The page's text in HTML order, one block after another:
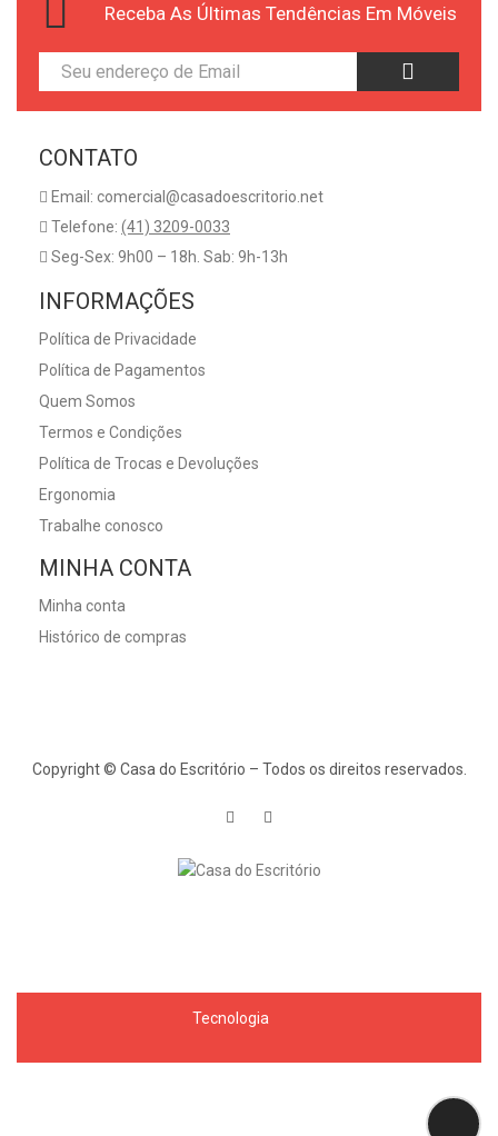
Receba As Últimas Tendências Em Móveis
CONTATO
Email: comercial@casadoescritorio.net
Telefone: (41) 3209-0033
Seg-Sex: 9h00 – 18h. Sab: 9h-13h
INFORMAÇÕES
Política de Privacidade
Política de Pagamentos
Quem Somos
Termos e Condições
Política de Trocas e Devoluções
Ergonomia
Trabalhe conosco
MINHA CONTA
Minha conta
Histórico de compras
Copyright © Casa do Escritório – Todos os direitos reservados.
Tecnologia